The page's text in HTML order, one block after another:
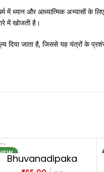
में ध्यान और आध्यात्मिक अभ्यासों
में खोजती है।
दिया जाता है, जिससे यह यंत्रों के
Bhuvanadipaka